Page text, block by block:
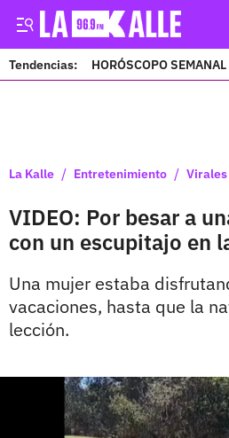
Tendencias: HORÓSCOPO SEMANAL
La Kalle / Entretenimiento / Virales
VIDEO: Por besar a
con un escupitajo en
Una mujer estaba
vacaciones, hasta que la
lección.